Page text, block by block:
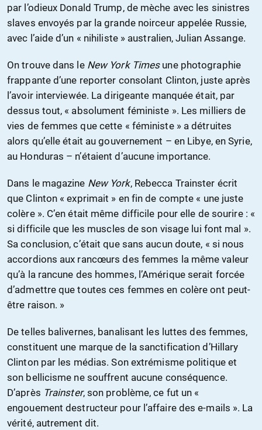
par l’odieux Donald Trump, de mèche avec les sinistres
slaves envoyés par la grande noirceur appelée Russie,
avec l’aide d’un « nihiliste » australien, Julian Assange.
On trouve dans le New York Timesune photographie
frappante d’une reporter consolant Clinton, juste après
l’avoir interviewée. La dirigeante manquée était, par
dessus tout, « absolument féministe ». Les milliers de
vies de femmes que cette « féministe » a détruites
alors qu’elle était au gouvernement – en Libye, en Syrie,
au Honduras – n’étaient d’aucune importance.
Dans le magazine New York, Rebecca Trainster écrit
que Clinton « exprimait » en fin de compte « une juste
colère ». C’en était même difficile pour elle de sourire : «
si difficile que les muscles de son visage lui font mal ».
Sa conclusion, c’était que sans aucun doute, « si nous
accordions aux rancœurs des femmes la même valeur
qu’à la rancune des hommes, l’Amérique serait forcée
d’admettre que toutes ces femmes en colère ont peut-
être raison. »
De telles balivernes, banalisant les luttes des femmes,
constituent une marque de la sanctification d’Hillary
Clinton par les médias. Son extrémisme politique et
son bellicisme ne souffrent aucune conséquence.
D’après Trainster, son problème, ce fut un «
engouement destructeur pour l’affaire des e-mails ». La
vérité, autrement dit.